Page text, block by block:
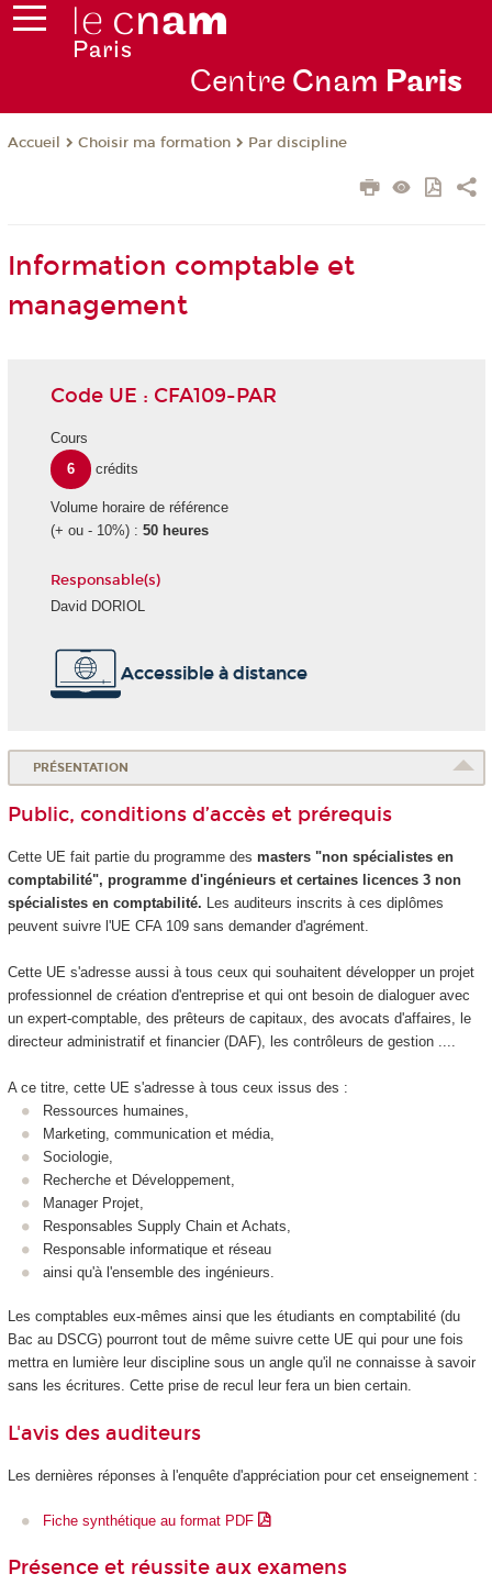
Centre Cnam Paris
Accueil Choisir ma formation Par discipline
Information comptable et
management
Code UE : CFA109-PAR
Cours
6
crédits
Volume horaire de référence
(+ ou - 10%) : 50 heures
Responsable(s)
David DORIOL
Accessible à distance
PRÉSENTATION
Public, conditions d’accès et prérequis
Cette UE fait partie du programme des masters "non spécialistes en
comptabilité", programme d'ingénieurs et certaines licences 3 non
spécialistes en comptabilité.
Les auditeurs inscrits à ces diplômes
peuvent suivre l'UE CFA 109 sans demander d'agrément.
Cette UE s'adresse aussi à tous ceux qui souhaitent développer un projet
professionnel de création d'entreprise et qui ont besoin de dialoguer avec
un expert-comptable, des prêteurs de capitaux, des avocats d'affaires, le
directeur administratif et financier (DAF), les contrôleurs de gestion ....
A ce titre, cette UE s'adresse à tous ceux issus des :
Ressources humaines,
Marketing, communication et média,
Sociologie,
Recherche et Développement,
Manager Projet,
Responsables Supply Chain et Achats,
Responsable informatique et réseau
ainsi qu'à l'ensemble des ingénieurs.
Les comptables eux-mêmes ainsi que les étudiants en comptabilité (du
Bac au DSCG) pourront tout de même suivre cette UE qui pour une fois
mettra en lumière leur discipline sous un angle qu'il ne connaisse à savoir
sans les écritures. Cette prise de recul leur fera un bien certain.
L'avis des auditeurs
Les dernières réponses à l'enquête d'appréciation pour cet enseignement :
Fiche synthétique au format PDF
Présence et réussite aux examens